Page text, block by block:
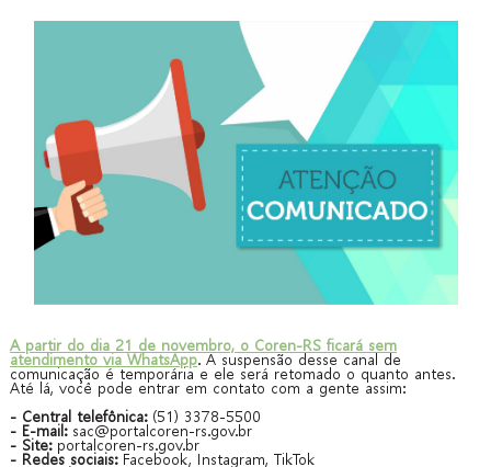
A partir do dia 21 de novembro, o Coren-RS ficará sem
atendimento via WhatsApp. A suspensão desse canal de
comunicação é temporária e ele será retomado o quanto antes.
Até lá, você pode entrar em contato com a gente assim:
- Central telefônica:(51) 3378-5500
- E-mail: sac@portalcoren-rs.gov.br
- Site: portalcoren-rs.gov.br
- Redes sociais:Facebook, Instagram, TikTok